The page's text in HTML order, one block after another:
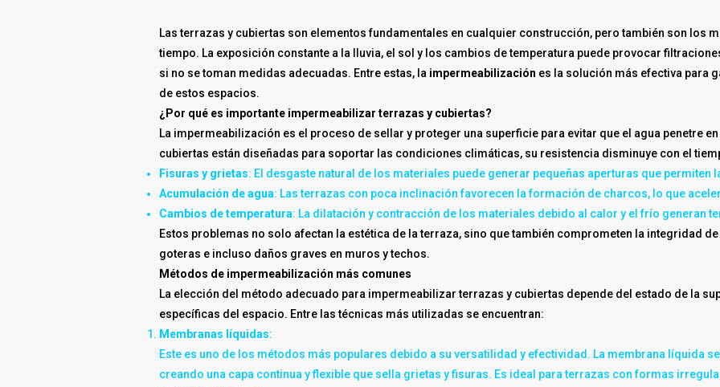
Las terrazas y cubiertas son elementos fundamentales en cualquier construcción, pero también son los
tiempo. La exposición constante a la lluvia, el sol y los cambios de temperatura puede provocar
si no se toman medidas adecuadas. Entre estas, la impermeabilización es la solución más efectiva para
de estos espacios.
¿Por qué es importante impermeabilizar terrazas y cubiertas?
La impermeabilización es el proceso de sellar y proteger una superficie para evitar que el agua penetre
cubiertas están diseñadas para soportar las condiciones climáticas, su resistencia disminuye con el
Fisuras y grietas: El desgaste natural de los materiales puede generar pequeñas aperturas que permiten
Acumulación de agua: Las terrazas con poca inclinación favorecen la formación de charcos, lo que
Cambios de temperatura: La dilatación y contracción de los materiales debido al calor y el frío generan
Estos problemas no solo afectan la estética de la terraza, sino que también comprometen la integridad
goteras e incluso daños graves en muros y techos.
Métodos de impermeabilización más comunes
La elección del método adecuado para impermeabilizar terrazas y cubiertas depende del estado de la
específicas del espacio. Entre las técnicas más utilizadas se encuentran:
Membranas líquidas:
Este es uno de los métodos más populares debido a su versatilidad y efectividad. La membrana líquida
creando una capa continua y flexible que sella grietas y fisuras. Es ideal para terrazas con formas